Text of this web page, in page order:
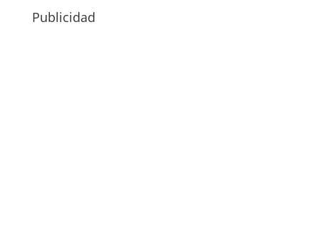
Publicidad